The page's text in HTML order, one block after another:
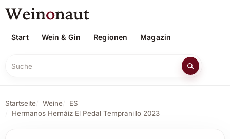
Start Wein & Gin Regionen Magazin
Suche
Startseite Weine
ES
Hermanos Hernáiz El Pedal Tempranillo 2023